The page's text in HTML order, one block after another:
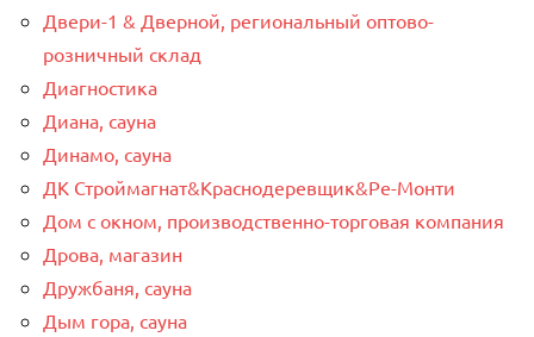
Двери-1 & Дверной, региональный оптово-
розничный склад
Диагностика
Диана, сауна
Динамо, сауна
ДК Строймагнат&Краснодеревщик&Ре-Монти
Дом с окном, производственно-торговая компания
Дрова, магазин
Дружбаня, сауна
Дым гора, сауна